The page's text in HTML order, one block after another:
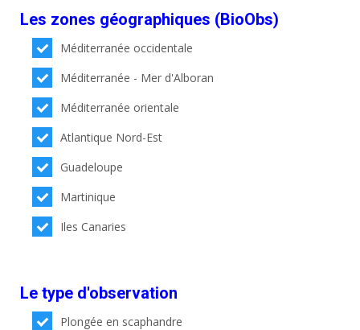
Les zones géographiques (BioObs)
Méditerranée occidentale
Méditerranée - Mer d'Alboran
Méditerranée orientale
Atlantique Nord-Est
Guadeloupe
Martinique
Iles Canaries
Le type d'observation
Plongée en scaphandre